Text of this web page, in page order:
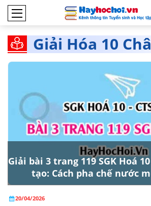
Giải Hóa 10
Sáng Tạo
Giải bài 3 trang 119 SGK Hoá
tạo: Cách pha chế nước
20/04/2026